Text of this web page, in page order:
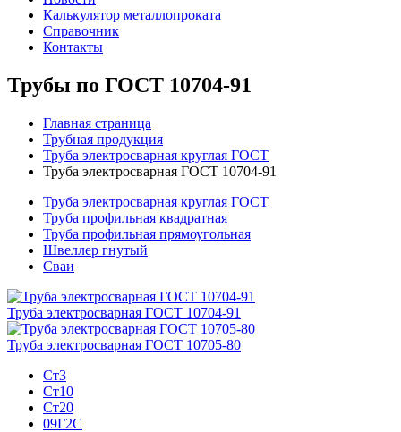
Калькулятор металлопроката
Справочник
Контакты
Трубы по ГОСТ 10704-91
Главная страница
Трубная продукция
Труба электросварная круглая ГОСТ
Труба электросварная ГОСТ 10704-91
Труба электросварная круглая ГОСТ
Труба профильная квадратная
Труба профильная прямоугольная
Швеллер гнутый
Сваи
Труба электросварная ГОСТ 10704-91
Труба электросварная ГОСТ 10705-80
Ст3
Ст10
Ст20
09Г2С